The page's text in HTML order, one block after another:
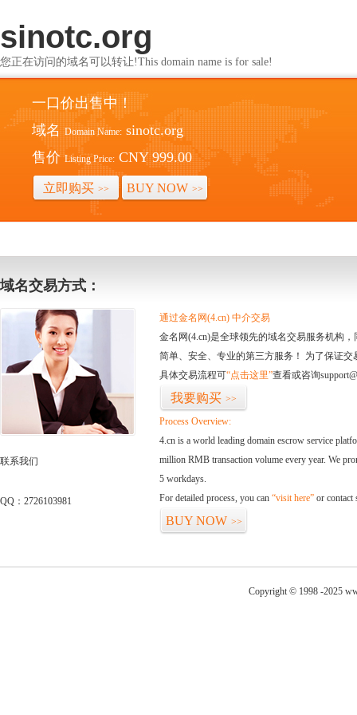
sinotc.org
您正在访问的域名可以转让!This domain name is for sale!
一口价出售中！
域名 Domain Name: sinotc.org
售价 Listing Price: CNY 999.00
立即购买 >> BUY NOW >>
域名交易方式：
联系我们
QQ：2726103981
通过金名网(4.cn) 中介交易
金名网(4.cn)是全球领先的域名交易服务机构
简单、安全、专业的第三方服务！ 为了保证
具体交易流程可“点击这里”查看或咨询
我要购买 >>
Process Overview:
4.cn is a world leading domain escrow service
million RMB transaction volume every year. We
5 workdays.
For detailed process, you can “visit here” or contact
BUY NOW >>
Copyright © 1998 -2025